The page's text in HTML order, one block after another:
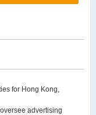
for Hong Kong,
advertising